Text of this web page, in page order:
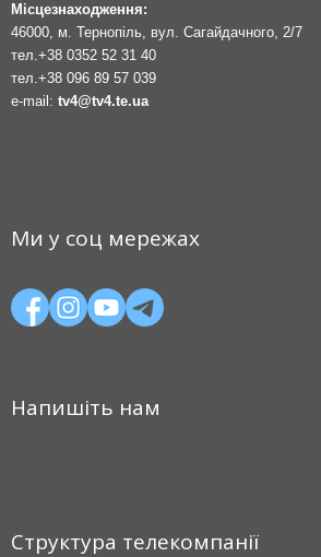
Місцезнаходження:
46000, м. Тернопіль, вул. Сагайдачного, 2/7
тел.+38 0352 52 31 40
тел.+38 096 89 57 039
e-mail: tv4@tv4.te.ua
Ми у соц мережах
Напишіть нам
Структура телекомпанії